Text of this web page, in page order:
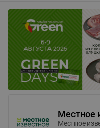
Местное
Местное